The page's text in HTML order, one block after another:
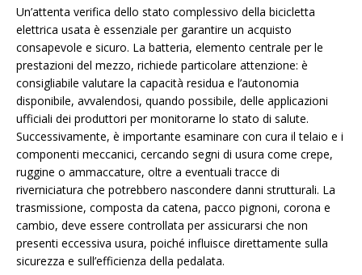
Un’attenta verifica dello stato complessivo della bicicletta
elettrica usata è essenziale per garantire un acquisto
consapevole e sicuro. La batteria, elemento centrale per le
prestazioni del mezzo, richiede particolare attenzione: è
consigliabile valutare la capacità residua e l’autonomia
disponibile, avvalendosi, quando possibile, delle applicazioni
ufficiali dei produttori per monitorarne lo stato di salute.
Successivamente, è importante esaminare con cura il telaio e i
componenti meccanici, cercando segni di usura come crepe,
ruggine o ammaccature, oltre a eventuali tracce di
riverniciatura che potrebbero nascondere danni strutturali. La
trasmissione, composta da catena, pacco pignoni, corona e
cambio, deve essere controllata per assicurarsi che non
presenti eccessiva usura, poiché influisce direttamente sulla
sicurezza e sull’efficienza della pedalata.